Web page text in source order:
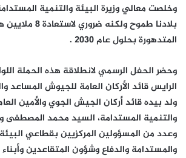
وخلصت معالي وزيرة البيئة والتنمية
بلادنا طموح ولكنه
المتدهورة بحلول عام 2030 .
وحضر الحفل الرسمي لانطلاقة هذه الحملة
الرايس قائد الأركان العامة للجيوش المساعد
ولد بيده قائد أركان الجيش الجوي والأمين
والتنمية المستدامة، السيد محمد المصطفى
وعدد من المسؤولين المركزيين بقطاعي
والمستدامة والدفاع وشؤون المتقاعدين